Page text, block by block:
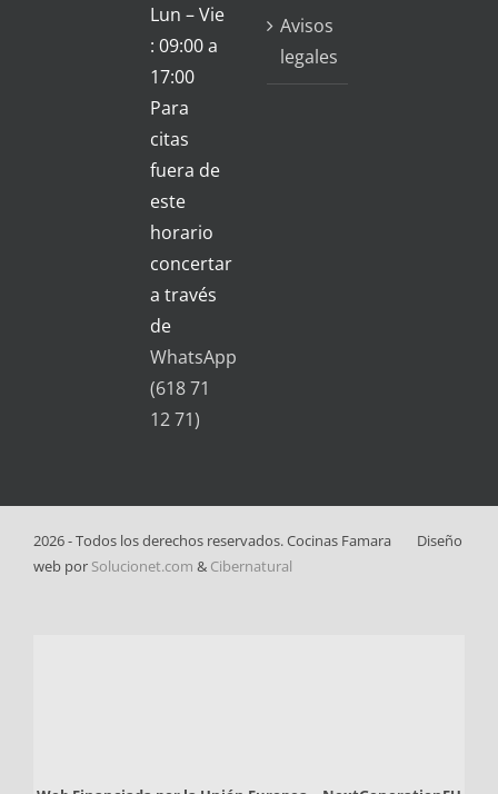
Lun – Vie
: 09:00 a
17:00
Para
citas
fuera de
este
horario
concertar
a través
de
WhatsApp
(618 71
12 71)
Avisos
legales
2026 - Todos los derechos reservados. Cocinas Famara
Diseño
web por Solucionet.com & Cibernatural